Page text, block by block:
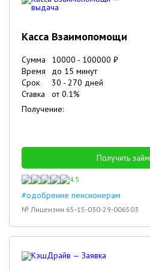
Касса Взаимопомощи
Сумма 10000 - 100000 ₽
Время
до 15 минут
Срок
30 - 270 дней
Ставка
от0.1%
Получение:
Получить займ
4.5
#одобрение пенсионерам
№ Лицензии 65-15-030-29-006503